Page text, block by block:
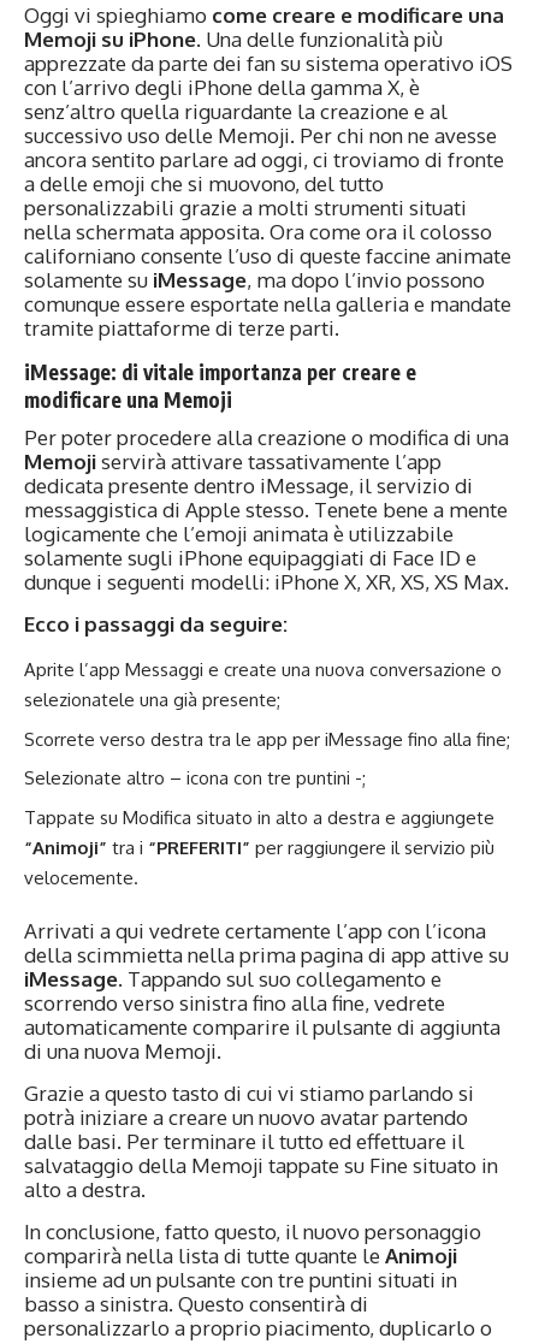
Oggi vi spieghiamo come creare e modificare una
Memoji su iPhone. Una delle funzionalità più
apprezzate da parte dei fan su sistema operativo iOS
con l’arrivo degli iPhone della gamma X, è
senz’altro quella riguardante la creazione e al
successivo uso delle Memoji. Per chi non ne avesse
ancora sentito parlare ad oggi, ci troviamo di fronte
a delle emoji che si muovono, del tutto
personalizzabili grazie a molti strumenti situati
nella schermata apposita. Ora come ora il colosso
californiano consente l’uso di queste faccine animate
solamente su iMessage, ma dopo l’invio possono
comunque essere esportate nella galleria e mandate
tramite piattaforme di terze parti.
iMessage: di vitale importanza per creare e
modificare una Memoji
Per poter procedere alla creazione o modifica di una
Memojiservirà attivare tassativamente l’app
dedicata presente dentro iMessage, il servizio di
messaggistica di Apple stesso. Tenete bene a mente
logicamente che l’emoji animata è utilizzabile
solamente sugli iPhone equipaggiati di Face ID e
dunque i seguenti modelli: iPhone X, XR, XS, XS Max.
Ecco i passaggi da seguire:
Aprite l’app Messaggi e create una nuova conversazione o
selezionatele una già presente;
Scorrete verso destra tra le app per iMessage fino alla fine;
Selezionate altro – icona con tre puntini -;
Tappate su Modifica situato in alto a destra e aggiungete
“Animoji” tra i “PREFERITI” per raggiungere il servizio più
velocemente.
Arrivati a qui vedrete certamente l’app con l’icona
della scimmietta nella prima pagina di app attive su
iMessage. Tappando sul suo collegamento e
scorrendo verso sinistra fino alla fine, vedrete
automaticamente comparire il pulsante di aggiunta
di una nuova Memoji.
Grazie a questo tasto di cui vi stiamo parlando si
potrà iniziare a creare un nuovo avatar partendo
dalle basi. Per terminare il tutto ed effettuare il
salvataggio della Memoji tappate su Fine situato in
alto a destra.
In conclusione, fatto questo, il nuovo personaggio
comparirà nella lista di tutte quante le Animoji
insieme ad un pulsante con tre puntini situati in
basso a sinistra. Questo consentirà di
personalizzarlo a proprio piacimento, duplicarlo o